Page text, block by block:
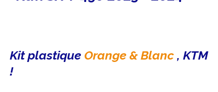
Kit plastique Orange & Blanc , KTM
!